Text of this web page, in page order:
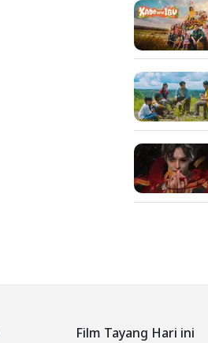
Film Tayang Hari ini